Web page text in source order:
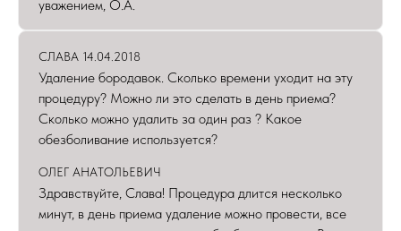
уважением, О.А.
СЛАВА 14.04.2018
Удаление бородавок. Сколько времени уходит на эту
процедуру? Можно ли это сделать в день приема?
Сколько можно удалить за один раз ? Какое
обезболивание используется?
ОЛЕГ АНАТОЛЬЕВИЧ
Здравствуйте, Слава! Процедура длится несколько
минут, в день приема удаление можно провести, все